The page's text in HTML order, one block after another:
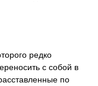
редко
с собой в
по